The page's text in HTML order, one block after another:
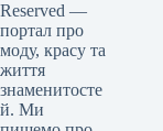
Reserved —
портал про
моду, красу та
життя
знаменитосте
й. Ми